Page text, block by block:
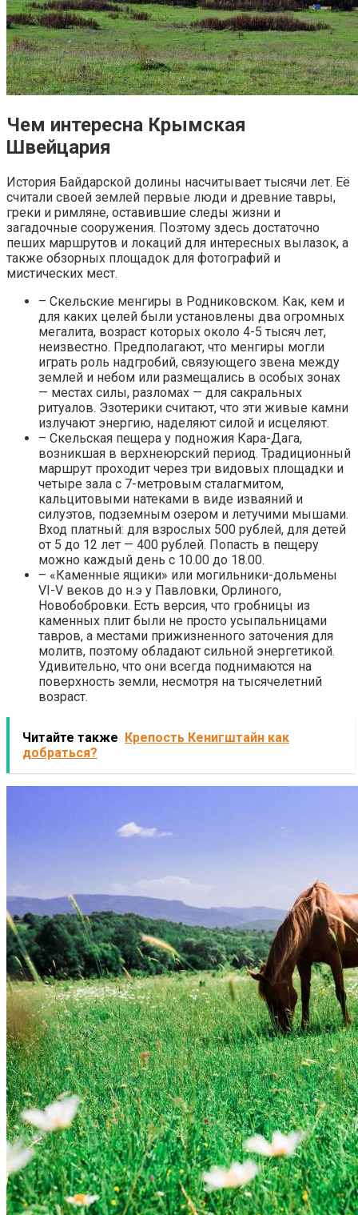
Чем интересна Крымская
Швейцария
История Байдарской долины насчитывает тысячи лет. Её
считали своей землей первые люди и древние тавры,
греки и римляне, оставившие следы жизни и
загадочные сооружения. Поэтому здесь достаточно
пеших маршрутов и локаций для интересных вылазок, а
также обзорных площадок для фотографий и
мистических мест.
– Скельские менгиры в Родниковском. Как, кем и
для каких целей были установлены два огромных
мегалита, возраст которых около 4-5 тысяч лет,
неизвестно. Предполагают, что менгиры могли
играть роль надгробий, связующего звена между
землей и небом или размещались в особых зонах
— местах силы, разломах — для сакральных
ритуалов. Эзотерики считают, что эти живые камни
излучают энергию, наделяют силой и исцеляют.
– Скельская пещера у подножия Кара-Дага,
возникшая в верхнеюрский период. Традиционный
маршрут проходит через три видовых площадки и
четыре зала с 7-метровым сталагмитом,
кальцитовыми натеками в виде изваяний и
силуэтов, подземным озером и летучими мышами.
Вход платный: для взрослых 500 рублей, для детей
от 5 до 12 лет — 400 рублей. Попасть в пещеру
можно каждый день с 10.00 до 18.00.
– «Каменные ящики» или могильники-дольмены
VI-V веков до н.э у Павловки, Орлиного,
Новобобровки. Есть версия, что гробницы из
каменных плит были не просто усыпальницами
тавров, а местами прижизненного заточения для
молитв, поэтому обладают сильной энергетикой.
Удивительно, что они всегда поднимаются на
поверхность земли, несмотря на тысячелетний
возраст.
Читайте также
Крепость Кенигштайн как
добраться?